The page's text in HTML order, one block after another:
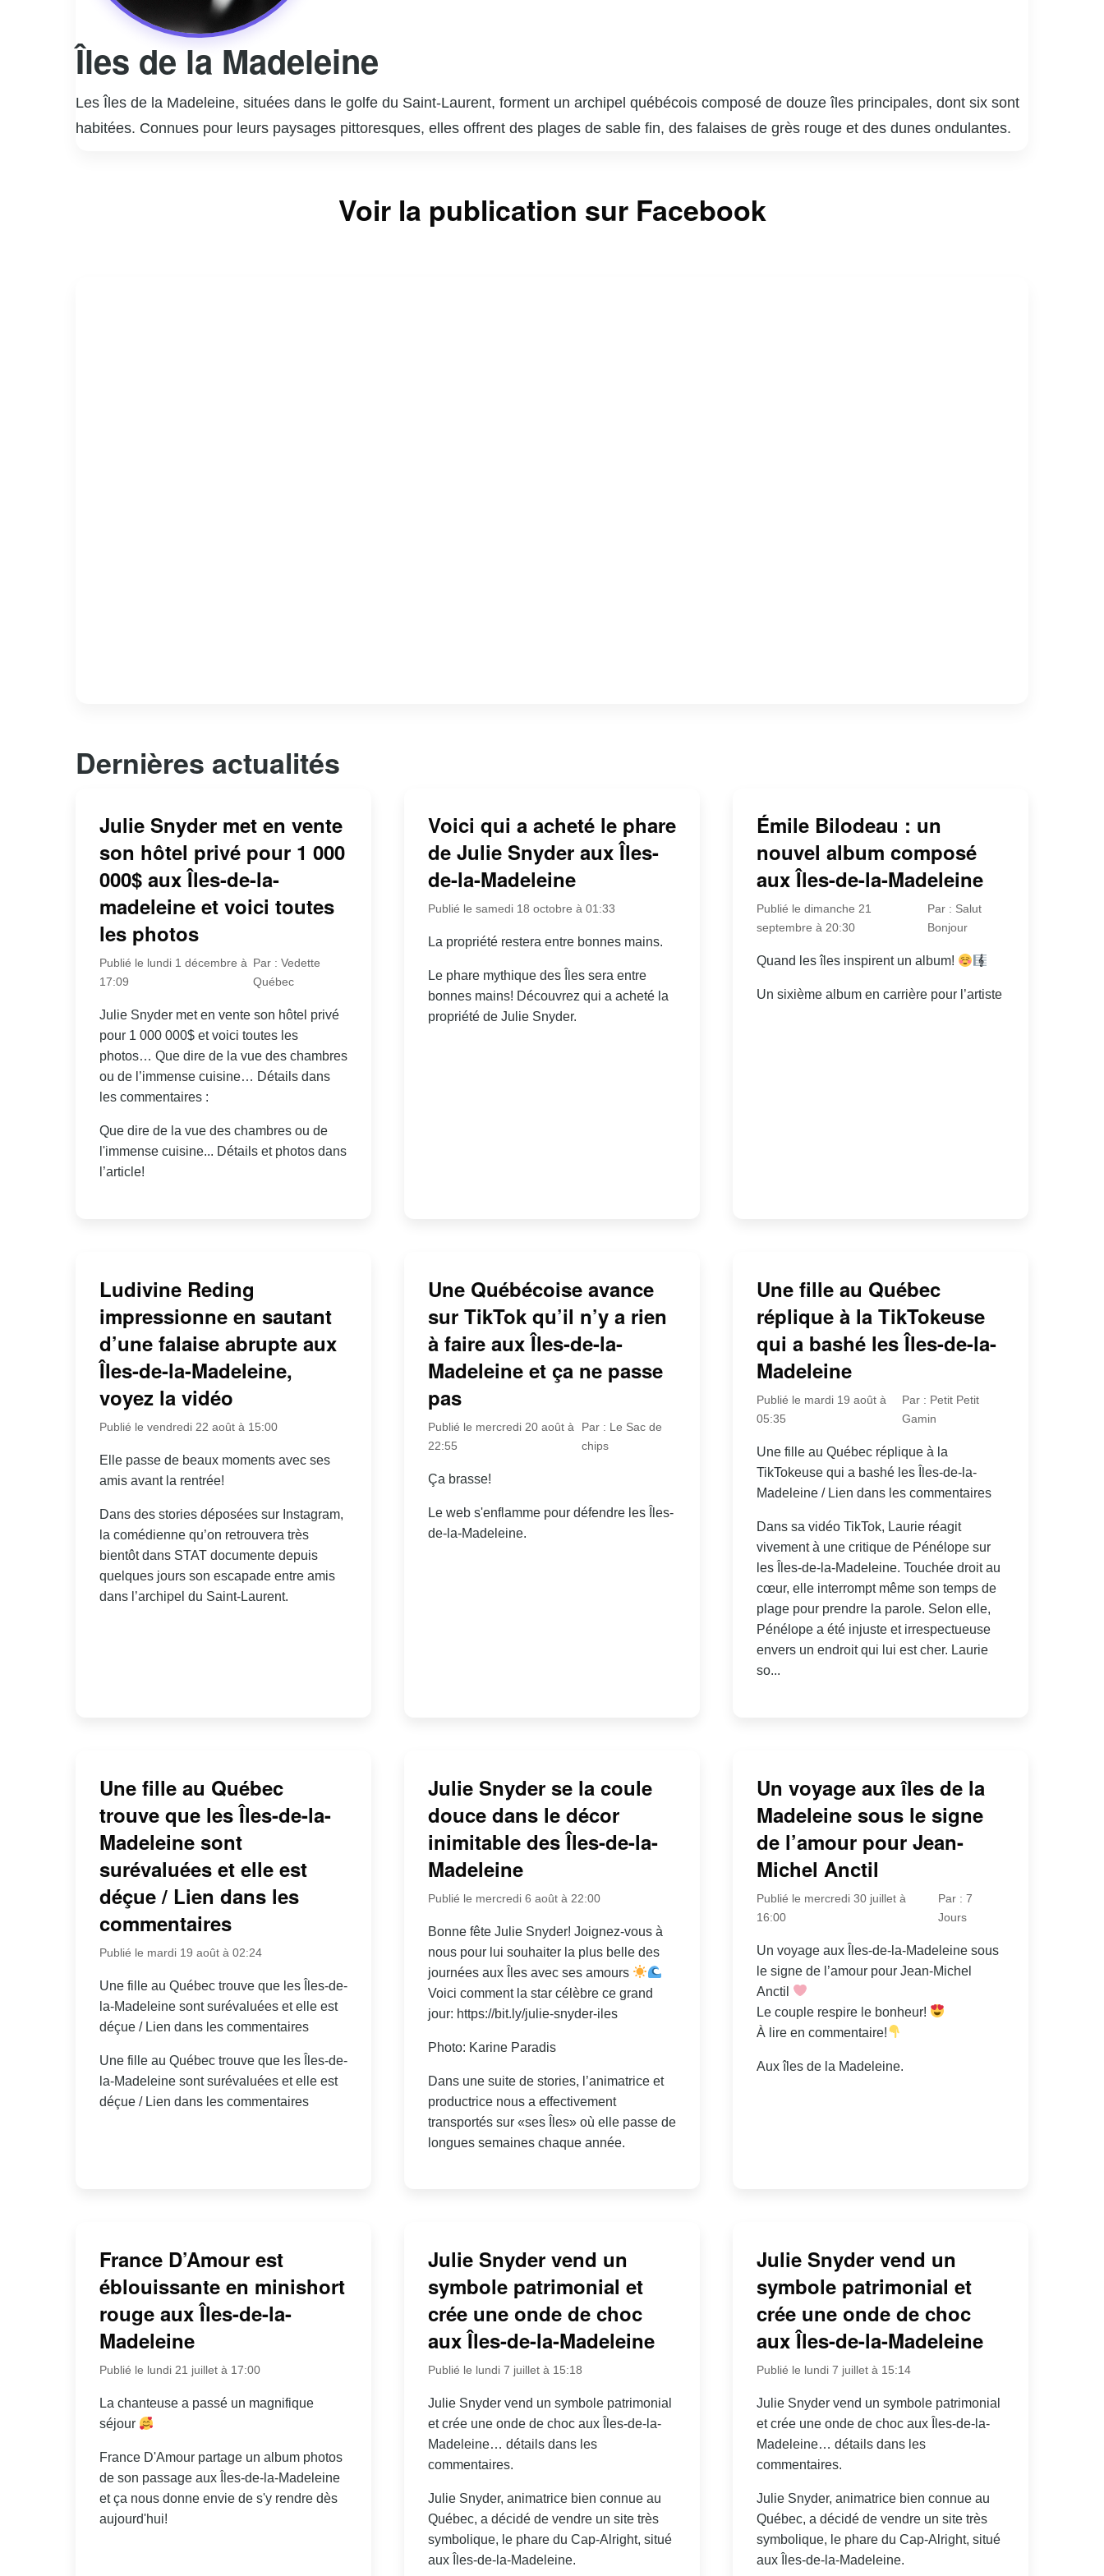
Îles de la Madeleine
Les Îles de la Madeleine, situées dans le golfe du Saint-Laurent, forment un archipel québécois composé de douze îles principales, dont six sont
habitées. Connues pour leurs paysages pittoresques, elles offrent des plages de sable fin, des falaises de grès rouge et des dunes ondulantes.
plein air, offrant des opportunités pour la randonnée, le kayak, le kitesurf et l’observation des oiseaux. Chaque été, le festival de la mer célèbre la
culture locale avec des spectacles, des dégustations de fruits de mer et des activités nautiques. Accessible par avion ou par ferry, cet archipel
Voir la publication sur Facebook
Dernières actualités
Julie Snyder met en vente
son hôtel privé pour 1 000
000$ aux Îles-de-la-
madeleine et voici toutes
les photos
Publié le lundi 1 décembre à
17:09
Par : Vedette
Québec
Julie Snyder met en vente son hôtel privé
pour 1 000 000$ et voici toutes les
photos… Que dire de la vue des chambres
ou de l’immense cuisine… Détails dans
les commentaires :
Que dire de la vue des chambres ou de
l'immense cuisine... Détails et photos dans
l’article!
Voici qui a acheté le phare
de Julie Snyder aux Îles-
de-la-Madeleine
Publié le samedi 18 octobre à 01:33
La propriété restera entre bonnes mains.
Le phare mythique des Îles sera entre
bonnes mains! Découvrez qui a acheté la
propriété de Julie Snyder.
Émile Bilodeau : un
nouvel album composé
aux Îles-de-la-Madeleine
Publié le dimanche 21
septembre à 20:30
Par : Salut
Bonjour
Quand les îles inspirent un album!
Un sixième album en carrière pour l’artiste
Ludivine Reding
impressionne en sautant
d’une falaise abrupte aux
Îles-de-la-Madeleine,
voyez la vidéo
Publié le vendredi 22 août à 15:00
Elle passe de beaux moments avec ses
amis avant la rentrée!
Dans des stories déposées sur Instagram,
la comédienne qu’on retrouvera très
bientôt dans STAT documente depuis
quelques jours son escapade entre amis
dans l’archipel du Saint-Laurent.
Une Québécoise avance
sur TikTok qu’il n’y a rien
à faire aux Îles-de-la-
Madeleine et ça ne passe
pas
Publié le mercredi 20 août à
22:55
Par : Le Sac de
chips
Ça brasse!
Le web s'enflamme pour défendre les Îles-
de-la-Madeleine.
Une fille au Québec
réplique à la TikTokeuse
qui a bashé les Îles-de-la-
Madeleine
Publié le mardi 19 août à
05:35
Par : Petit Petit
Gamin
Une fille au Québec réplique à la
TikTokeuse qui a bashé les Îles-de-la-
Madeleine / Lien dans les commentaires
Dans sa vidéo TikTok, Laurie réagit
vivement à une critique de Pénélope sur
les Îles-de-la-Madeleine. Touchée droit au
cœur, elle interrompt même son temps de
plage pour prendre la parole. Selon elle,
Pénélope a été injuste et irrespectueuse
envers un endroit qui lui est cher. Laurie
so...
Une fille au Québec
trouve que les Îles-de-la-
Madeleine sont
surévaluées et elle est
déçue / Lien dans les
commentaires
Publié le mardi 19 août à 02:24
Une fille au Québec trouve que les Îles-de-
la-Madeleine sont surévaluées et elle est
déçue / Lien dans les commentaires
Une fille au Québec trouve que les Îles-de-
la-Madeleine sont surévaluées et elle est
déçue / Lien dans les commentaires
Julie Snyder se la coule
douce dans le décor
inimitable des Îles-de-la-
Madeleine
Publié le mercredi 6 août à 22:00
Bonne fête Julie Snyder! Joignez-vous à
nous pour lui souhaiter la plus belle des
journées aux Îles avec ses amours
Voici comment la star célèbre ce grand
jour: https://bit.ly/julie-snyder-iles
Photo: Karine Paradis
Dans une suite de stories, l’animatrice et
productrice nous a effectivement
transportés sur «ses Îles» où elle passe de
longues semaines chaque année.
Un voyage aux îles de la
Madeleine sous le signe
de l’amour pour Jean-
Michel Anctil
Publié le mercredi 30 juillet à
16:00
Par : 7
Jours
Un voyage aux Îles-de-la-Madeleine sous
le signe de l’amour pour Jean-Michel
Anctil
Le couple respire le bonheur!
À lire en commentaire!
Aux îles de la Madeleine.
France D’Amour est
éblouissante en minishort
rouge aux Îles-de-la-
Madeleine
Publié le lundi 21 juillet à 17:00
La chanteuse a passé un magnifique
séjour
France D'Amour partage un album photos
de son passage aux Îles-de-la-Madeleine
et ça nous donne envie de s'y rendre dès
aujourd'hui!
Julie Snyder vend un
symbole patrimonial et
crée une onde de choc
aux Îles-de-la-Madeleine
Publié le lundi 7 juillet à 15:18
Julie Snyder vend un symbole patrimonial
et crée une onde de choc aux Îles-de-la-
Madeleine… détails dans les
commentaires.
Julie Snyder, animatrice bien connue au
Québec, a décidé de vendre un site très
symbolique, le phare du Cap-Alright, situé
aux Îles-de-la-Madeleine.
Julie Snyder vend un
symbole patrimonial et
crée une onde de choc
aux Îles-de-la-Madeleine
Publié le lundi 7 juillet à 15:14
Julie Snyder vend un symbole patrimonial
et crée une onde de choc aux Îles-de-la-
Madeleine… détails dans les
commentaires.
Julie Snyder, animatrice bien connue au
Québec, a décidé de vendre un site très
symbolique, le phare du Cap-Alright, situé
aux Îles-de-la-Madeleine.